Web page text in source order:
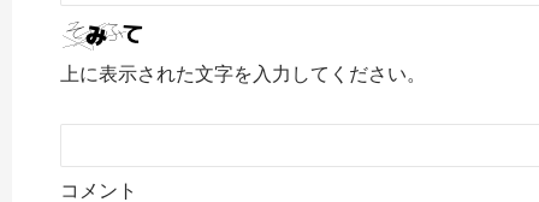
上に表示された文字を入力してください。
コメント